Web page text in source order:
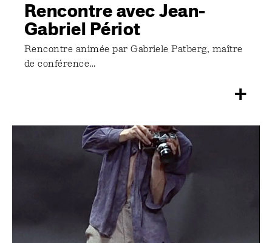
Rencontre avec Jean-
Gabriel Périot
Rencontre animée par Gabriele Patberg, maître
de conférence…
+